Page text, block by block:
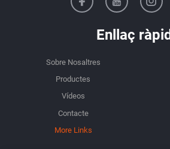
Enllaç ràpid
Sobre Nosaltres
Productes
Vídeos
Contacte
More Links